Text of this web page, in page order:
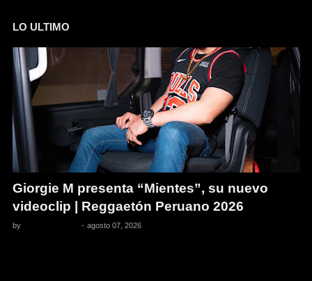
LO ULTIMO
Giorgie M presenta “Mientes”, su nuevo
videoclip | Reggaetón Peruano 2026
by - agosto 07, 2026